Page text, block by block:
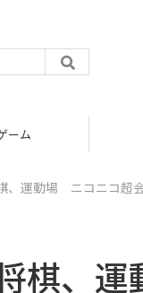
ーム
、運動場 ニコニコ超
棋、